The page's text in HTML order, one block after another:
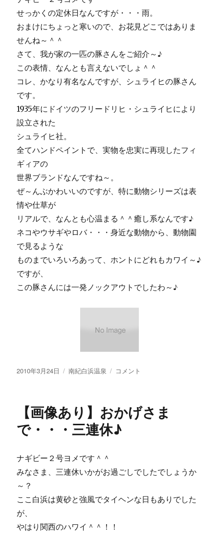
る
ん
に
せっかくの定休日なんですが・・・雨。
おまけにちょっと寒いので、お花見どこではありま
せんね～＾＾
さて、我が家の一匹の豚さんをご紹介～♪
この表情、なんとも言えないでしょ＾＾
コレ、かなり有名なんですが、シュライヒの豚さん
です。
1935年にドイツのフリードリヒ・シュライヒにより
設立された
シュライヒ社。
全てハンドペイントで、実物を忠実に再現したフィ
ギィアの
世界ブランドなんですね～。
ぜ～んぶかわいいのですが、特に動物シリーズは表
情や仕草が
リアルで、なんとも心温まる＾＾癒し系なんです♪
ネコやウサギやロバ・・・身近な動物から、動物園
で見るような
ものまでいろいろあって、ホントにどれもカワイ～♪
ですが、
この豚さんには一発ノックアウトでしたわ～♪
投
2010年3月24日
カ
ー
南紀白浜温泉
【画
ド
イ
ツ
っ
た
コメント
【画像あり】おかげさま
で・・・三連休♪
ナギビー２号ヨメです＾＾
みなさま、三連休いかがお過ごしでしたでしょうか
～？
ここ白浜は黄砂と強風でタイヘンな日もありでした
が、
やはり関西のハワイ＾＾！！